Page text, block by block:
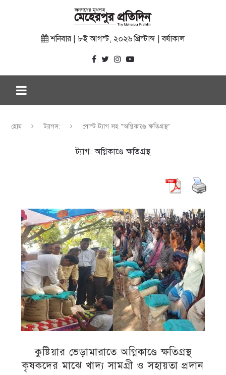
শনিবার | ৮ই আগস্ট, ২০২৬ খ্রিস্টাব্দ | বর্ষাকাল
হোম ট্যাগস: পোস্ট ট্যাগ সহ "অগ্নিকাণ্ডে ক্ষতিগ্রস্থ"
ট্যাগ:অগ্নিকাণ্ডে ক্ষতিগ্রস্থ
কুষ্টিয়ার ভেড়ামারাতে অগ্নিকাণ্ডে ক্ষতিগ্রস্থ
কৃষকদের মাঝে খাদ্য সামগ্রী ও সহায়তা প্রদান